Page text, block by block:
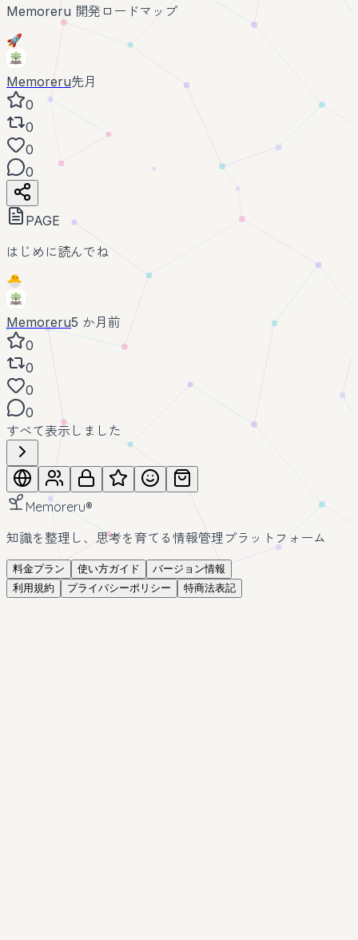
Memoreru 開発ロードマップ
🚀
Memoreru先月
0
0
0
0
PAGE
はじめに読んでね
🐣
Memoreru5 か月前
0
0
0
0
すべて表示しました
Memoreru®
知識を整理し、思考を育てる情報管理プラットフォーム
料金プラン 使い方ガイド
バージョン情報
利用規約
プライバシーポリシー 特商法表記